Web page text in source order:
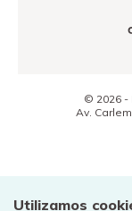
Utilizamos
© 2026 -
Av.